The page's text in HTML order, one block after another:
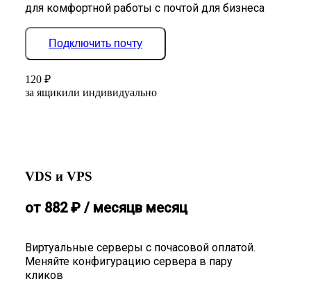
для комфортной работы с почтой для бизнеса
Подключить почту
120 ₽
за ящикили индивидуально
VDS и VPS
Виртуальные серверы с почасовой оплатой.
Меняйте конфигурацию сервера в пару
кликов
от 882₽ / месяцв месяц